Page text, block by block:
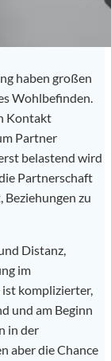
haben großen
Wohlbefinden.
Kontakt
Partner
belastend wird
Partnerschaft
zu
Distanz,
im
ist komplizierter,
und am Beginn
in der
aber die Chance